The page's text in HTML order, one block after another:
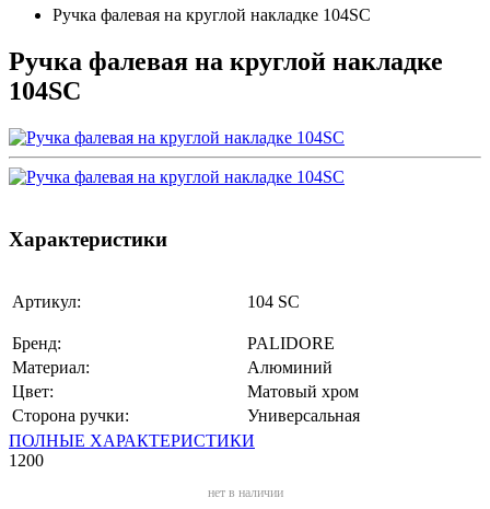
Ручка фалевая на круглой накладке 104SC
Ручка фалевая на круглой накладке
104SC
Характеристики
Артикул: 104 SC
Бренд:
PALIDORE
Материал:
Алюминий
Цвет:
Матовый хром
Сторона ручки:
Универсальная
ПОЛНЫЕ ХАРАКТЕРИСТИКИ
1200
нет в наличии